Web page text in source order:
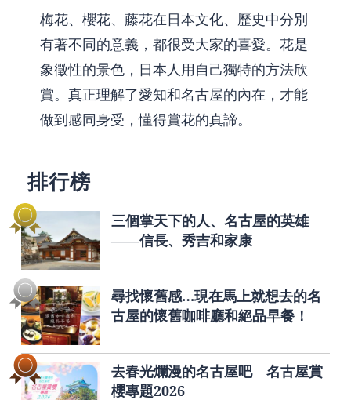
梅花、櫻花、藤花在日本文化、歷史中分別
有著不同的意義，都很受大家的喜愛。花是
象徵性的景色，日本人用自己獨特的方法欣
賞。真正理解了愛知和名古屋的內在，才能
做到感同身受，懂得賞花的真諦。
排行榜
三個掌天下的人、名古屋的英雄
——信長、秀吉和家康
尋找懷舊感…現在馬上就想去的名
古屋的懷舊咖啡廳和絕品早餐！
去春光爛漫的名古屋吧 名古屋賞
櫻專題2026